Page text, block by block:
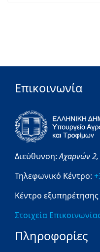
Επικοινωνία
Διεύθυνση:Αχαρνών 2,
Τηλεφωνικό Κέντρο:
Κέντρο
Στοιχεία
Πληροφορίες